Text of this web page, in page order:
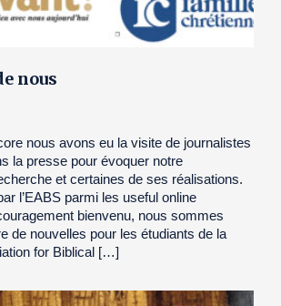
nous
nous avons eu la visite de journalistes
la presse pour évoquer notre
et certaines de ses réalisations.
l’EABS parmi les useful online
bienvenu, nous sommes
de nouvelles pour les étudiants de la
for Biblical […]